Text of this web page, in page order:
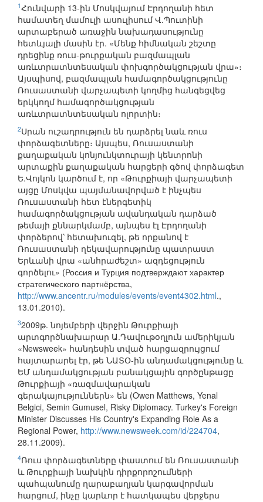
1Հունվարի 13-ին Մոսկվայում Էրդողանի հետ
համատեղ մամուլի ասուլիսում Վ.Պուտինի
արտաբերած առաջին նախադասությունը
հետևյալի մասին էր. «Մենք հիմնական շեշտը
դրեցինք ռուս-թուրքական բազմապլան
առևտրատնտեսական փոխգործակցության վրա»։
Այսպիսով, բազմապլան համագործակցությունը
Ռուսաստանի վարչապետի կողմից հանգեցվեց
երկկողմ համագործակցության
առևտրատնտեսական ոլորտին։
2Սրան ուշադրություն են դարձրել նաև ռուս
փորձագետները։ Այսպես, Ռուսաստանի
քաղաքական կոնյունկտուրայի կենտրոնի
արտաքին քաղաքական հարցերի գծով փորձագետ
Ե.Վոյկոն կարծում է, որ «Թուրքիայի վարչապետի
այցը Մոսկվա պայմանավորված է ինչպես
Ռուսաստանի հետ էներգետիկ
համագործակցության ավանդական դարձած
թեմայի քննարկմամբ, այնպես էլ Էրդողանի
փորձերով՝ հետախուզել, թե որքանով է
Ռուսաստանի ղեկավարությունը պատրաստ
Երևանի վրա «անհրաժեշտ» ազդեցություն
գործելու» (Россия и Турция подтверждают характер
стратегического партнёрства,
http://www.ancentr.ru/modules/events/event4302.html.,
13.01.2010).
32009թ. նոյեմբերի վերջին Թուրքիայի
արտգործնախարար Ա.Դավութօղլուն ամերիկյան
«Newsweek» հանդեսին տված հարցազրույցում
հայտարարել էր, թե ՆԱՏՕ-ին անդամակցությունը և
ԵՄ անդամակցության բանակցային գործընթացը
Թուրքիայի «ռազմավարական
գերակայություններն» են (Owen Matthews, Yenal
Belgici, Semin Gumusel, Risky Diplomacy. Turkey's Foreign
Minister Discusses His Country's Expanding Role As a
Regional Power, http://www.newsweek.com/id/224704,
28.11.2009).
4Ռուս փորձագետները փաստում են Ռուսաստանի
և Թուրքիայի նախկին դիրքորոշումների
պահպանումը ղարաբաղյան կարգավորման
հարցում, ինչը կարևոր է հատկապես վերջերս